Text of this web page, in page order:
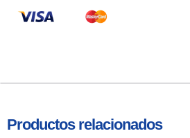
Productos relacionados